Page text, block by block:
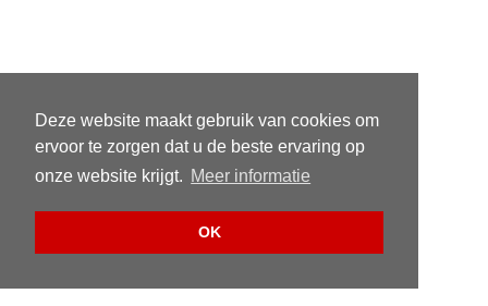
Deze website maakt gebruik van cookies om
ervoor te zorgen dat u de beste ervaring op
onze website krijgt. Meer informatie
OK